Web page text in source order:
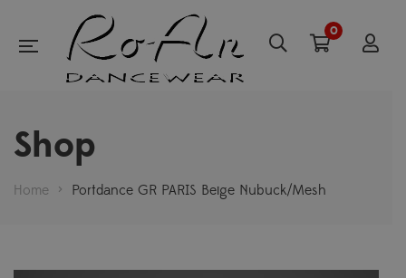
0
Shop
Home > Portdance GR PARIS Beige Nubuck/Mesh